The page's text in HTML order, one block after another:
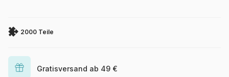
2000 Teile
Gratisversand ab 49 €